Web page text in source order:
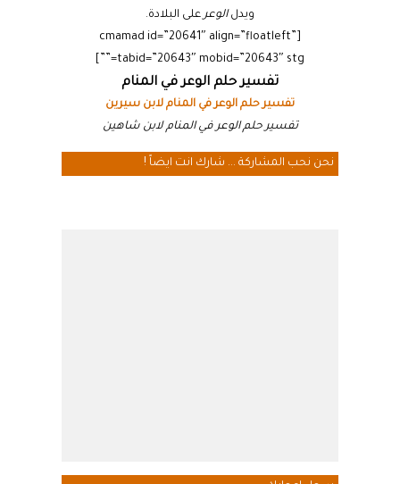
ويدلالوعرعلى البلادة.
[cmamad id=”20641″ align=”floatleft”
tabid=”20643″ mobid=”20643″ stg=””]
تفسير حلم الوعر في المنام
تفسير حلم الوعر في المنام لابن سيرين
تفسير حلم الوعر في المنام لابن شاهين
نحن نحب المشاركة ... شارك انت ايضاً !